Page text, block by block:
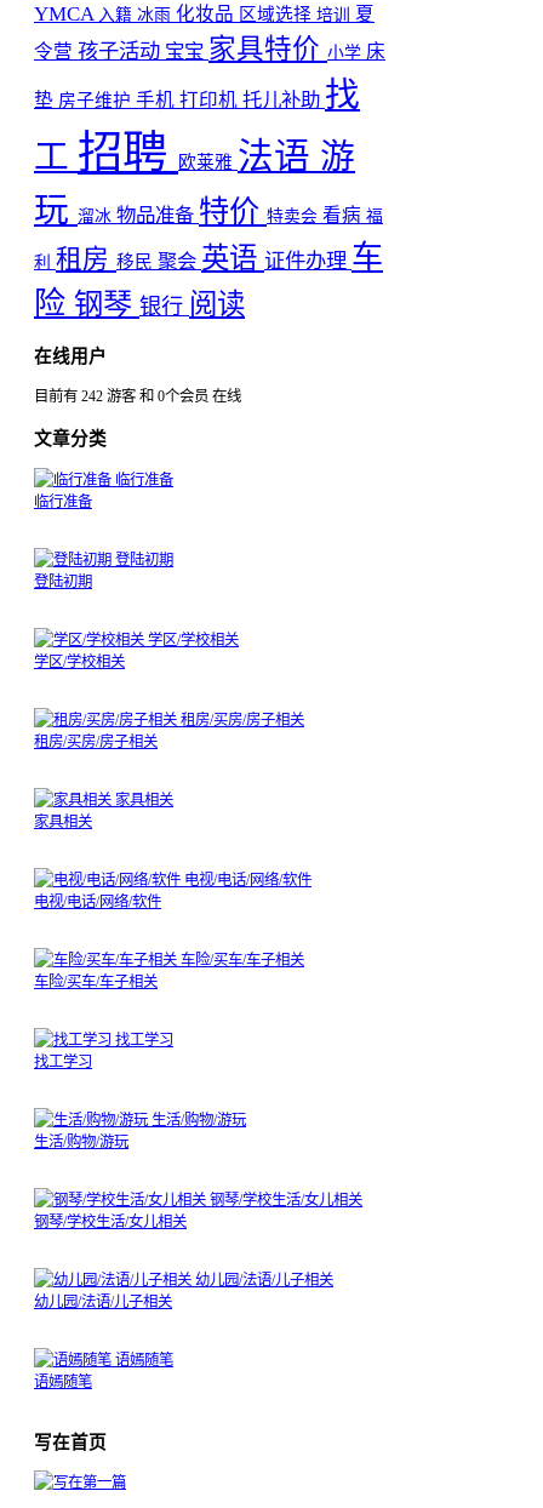
YMCA 入籍 冰雨 化妆品 区域选择 培训 夏
令营 孩子活动 宝宝 家具特价 小学 床
垫 房子维护 手机 打印机 托儿补助 找
工 招聘 欧莱雅 法语 游
玩 溜冰 物品准备 特价 特卖会 看病 福
利 租房 移民 聚会 英语 证件办理 车
险 钢琴 银行 阅读
在线用户
目前有 242 游客 和 0个会员 在线
文章分类
临行准备
临行准备
登陆初期
登陆初期
学区/学校相关
学区/学校相关
租房/买房/房子相关
租房/买房/房子相关
家具相关
家具相关
电视/电话/网络/软件
电视/电话/网络/软件
车险/买车/车子相关
车险/买车/车子相关
找工学习
找工学习
生活/购物/游玩
生活/购物/游玩
钢琴/学校生活/女儿相关
钢琴/学校生活/女儿相关
幼儿园/法语/儿子相关
幼儿园/法语/儿子相关
语嫣随笔
语嫣随笔
写在首页